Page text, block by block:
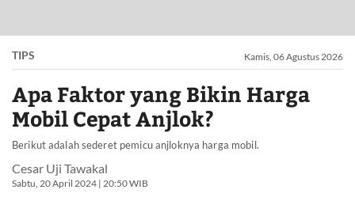
TIPS Kamis, 06 Agustus 2026
Apa Faktor yang Bikin Harga
Mobil Cepat Anjlok?
Berikut adalah sederet pemicu anjloknya harga mobil.
Cesar Uji Tawakal
Sabtu, 20 April 2024 | 20:50 WIB